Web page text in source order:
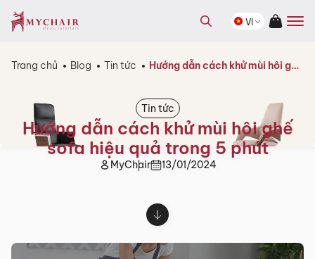
phẩm
Tìm
kiếmVI
Trang chủ Blog Tin tức Hướng dẫn cách khử mùi hôi ghế sofa hiệu quả trong 5 phút
Tin tức
Hướng dẫn cách khử mùi hôi ghế
sofa hiệu quả trong 5 phút
MyChair 13/01/2024